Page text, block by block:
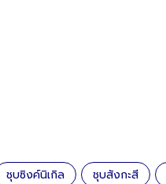
ชุบซิงค์นิเกิล ชุบสังกะสี